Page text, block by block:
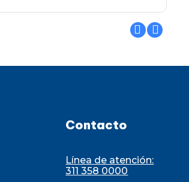
Contacto
Línea de atención:
311 358 0000